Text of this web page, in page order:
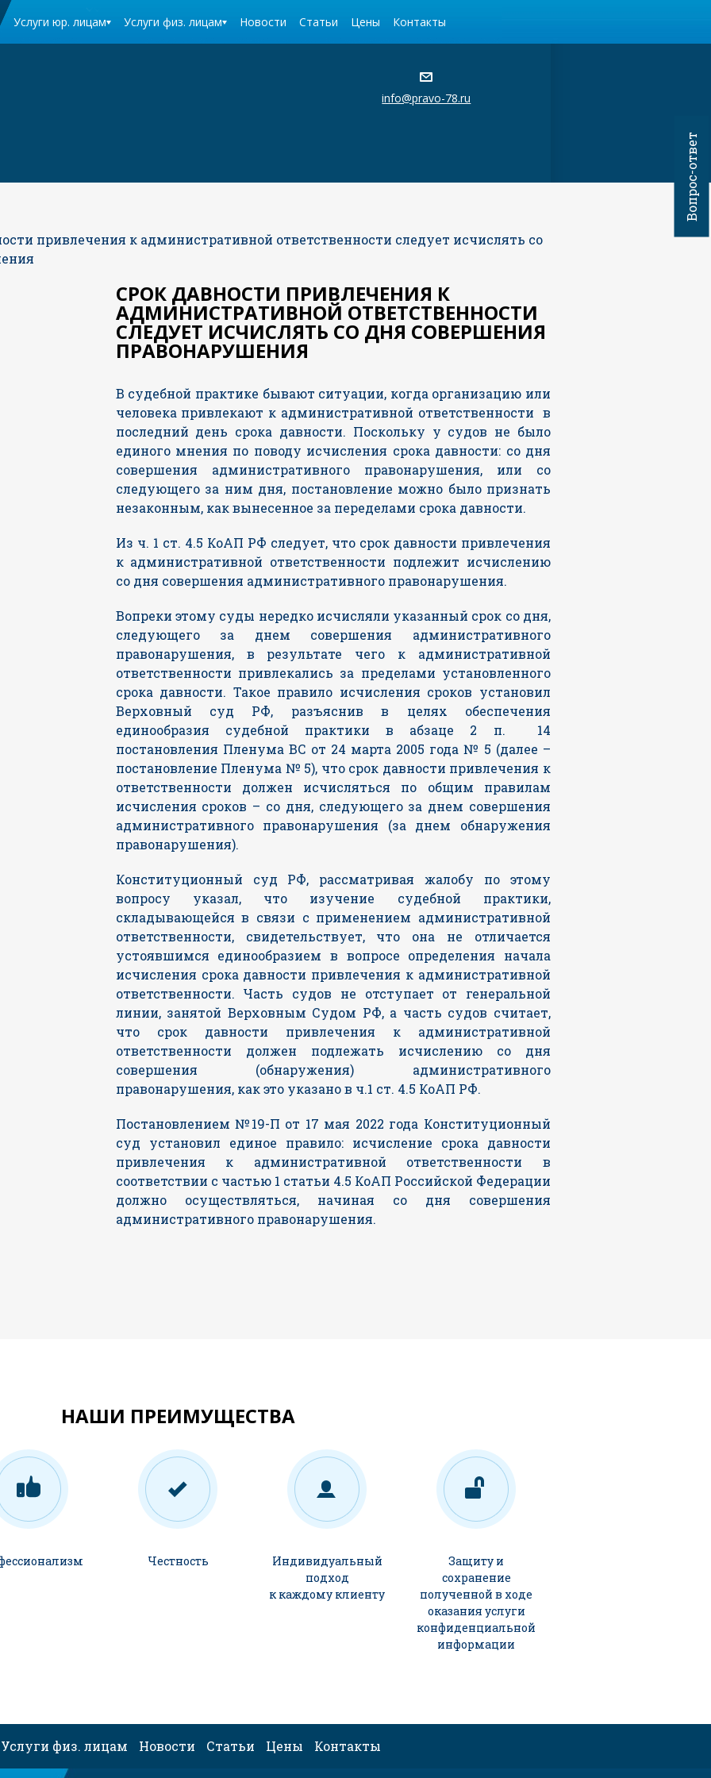
Услуги юр. лицам Услуги физ. лицам Новости Статьи Цены Контакты
info@pravo-78.ru
привлечения к административной ответственности следует исчислять со
СРОК ДАВНОСТИ ПРИВЛЕЧЕНИЯ К
АДМИНИСТРАТИВНОЙ ОТВЕТСТВЕННОСТИ
СЛЕДУЕТ ИСЧИСЛЯТЬ СО ДНЯ СОВЕРШЕНИЯ
ПРАВОНАРУШЕНИЯ
В судебной практике бывают ситуации, когда организацию или
человека привлекают к административной ответственности в
последний день срока давности. Поскольку у судов не было
единого мнения по поводу исчисления срока давности: со дня
совершения административного правонарушения, или со
следующего за ним дня, постановление можно было признать
незаконным, как вынесенное за переделами срока давности.
Из ч. 1 ст. 4.5 КоАП РФ следует, что срок давности привлечения
к административной ответственности подлежит исчислению
со дня совершения административного правонарушения.
Вопреки этому суды нередко исчисляли указанный срок со дня,
следующего за днем совершения административного
правонарушения, в результате чего к административной
ответственности привлекались за пределами установленного
срока давности. Такое правило исчисления сроков установил
Верховный суд РФ, разъяснив в целях обеспечения
единообразия судебной практики в абзаце 2 п. 14
постановления Пленума ВС от 24 марта 2005 года № 5 (далее –
постановление Пленума № 5), что срок давности привлечения к
ответственности должен исчисляться по общим правилам
исчисления сроков – со дня, следующего за днем совершения
административного правонарушения (за днем обнаружения
правонарушения).
Конституционный суд РФ, рассматривая жалобу по этому
вопросу указал, что изучение судебной практики,
складывающейся в связи с применением административной
ответственности, свидетельствует, что она не отличается
устоявшимся единообразием в вопросе определения начала
исчисления срока давности привлечения к административной
ответственности. Часть судов не отступает от генеральной
линии, занятой Верховным Судом РФ, а часть судов считает,
что срок давности привлечения к административной
ответственности должен подлежать исчислению со дня
совершения (обнаружения) административного
правонарушения, как это указано в ч.1 ст. 4.5 КоАП РФ.
Постановлением №19-П от 17 мая 2022 года Конституционный
суд установил единое правило: исчисление срока давности
привлечения к административной ответственности в
соответствии с частью 1 статьи 4.5 КоАП Российской Федерации
должно осуществляться, начиная со дня совершения
административного правонарушения.
НАШИ ПРЕИМУЩЕСТВА
Честность
Индивидуальный
подход
к каждому клиенту
Защиту и
сохранение
полученной в ходе
оказания услуги
конфиденциальной
информации
Услуги физ. лицам Новости Статьи Цены Контакты
Вопрос-ответ